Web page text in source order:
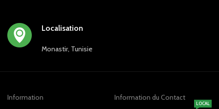
Localisation
Monastir, Tunisie
Information
Information du Contact
LOCAL